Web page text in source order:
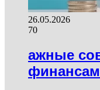
26.05.2026
70
ажные